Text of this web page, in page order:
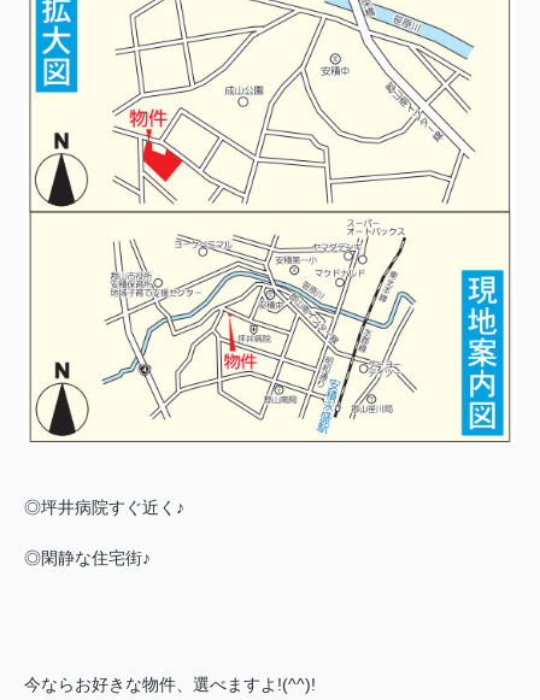
◎坪井病院すぐ近く♪
◎閑静な住宅街♪
今ならお好きな物件、選べますよ!(^^)!